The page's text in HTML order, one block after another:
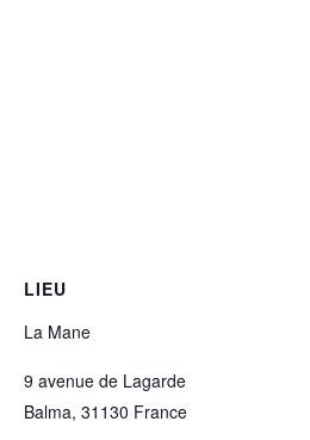
LIEU
La Mane
9 avenue de Lagarde
Balma, 31130 France